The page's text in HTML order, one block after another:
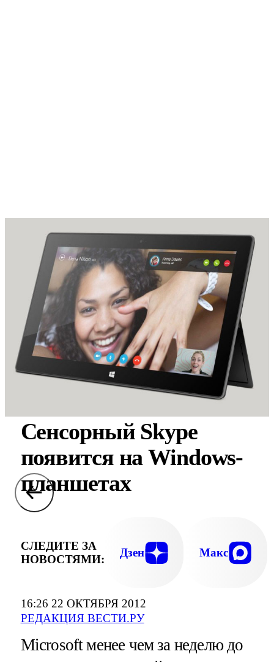
16:26 22 ОКТЯБРЯ 2012
РЕДАКЦИЯ ВЕСТИ.РУ
Сенсорный Skype
появится на Windows-
планшетах
СЛЕДИТЕ ЗА
НОВОСТЯМИ:
Дзен Макс
Microsoft менее чем за неделю до